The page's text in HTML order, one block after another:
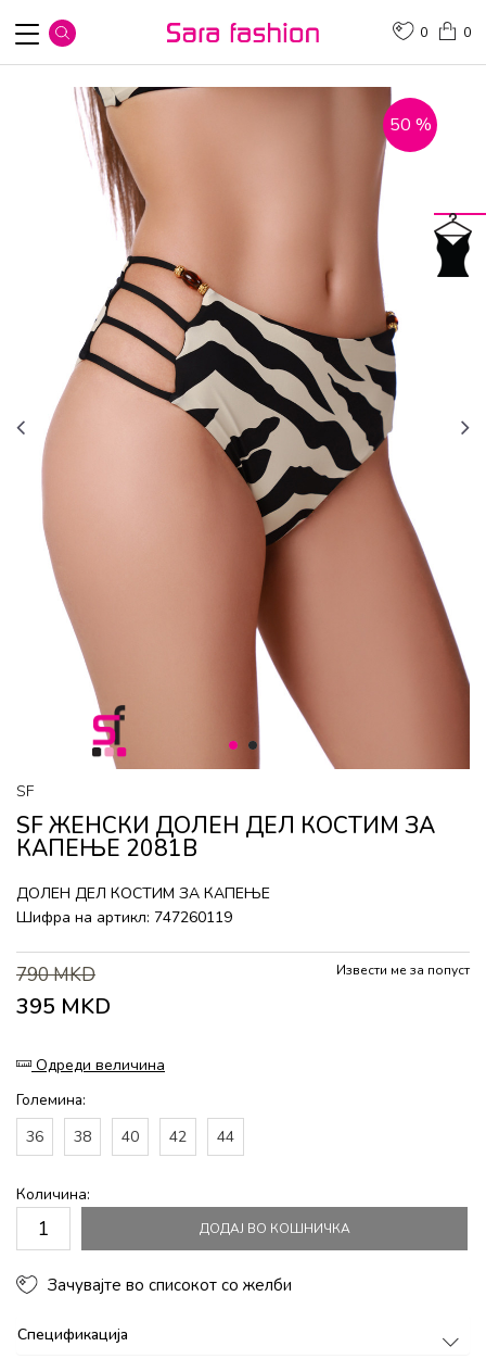
0
0
1 2
50 %
SF
SF ЖЕНСКИ ДОЛЕН ДЕЛ КОСТИМ ЗА
КАПЕЊЕ 2081B
ДОЛЕН ДЕЛ КОСТИМ ЗА КАПЕЊЕ
Шифра на артикл: 747260119
790MKD
395 MKD
Извести ме за попуст
Одреди величина
Големина:
36
38 40 42 44
Количина:
ДОДАЈ ВО КОШНИЧКА
Зачувајте во списокот со желби
Спецификација